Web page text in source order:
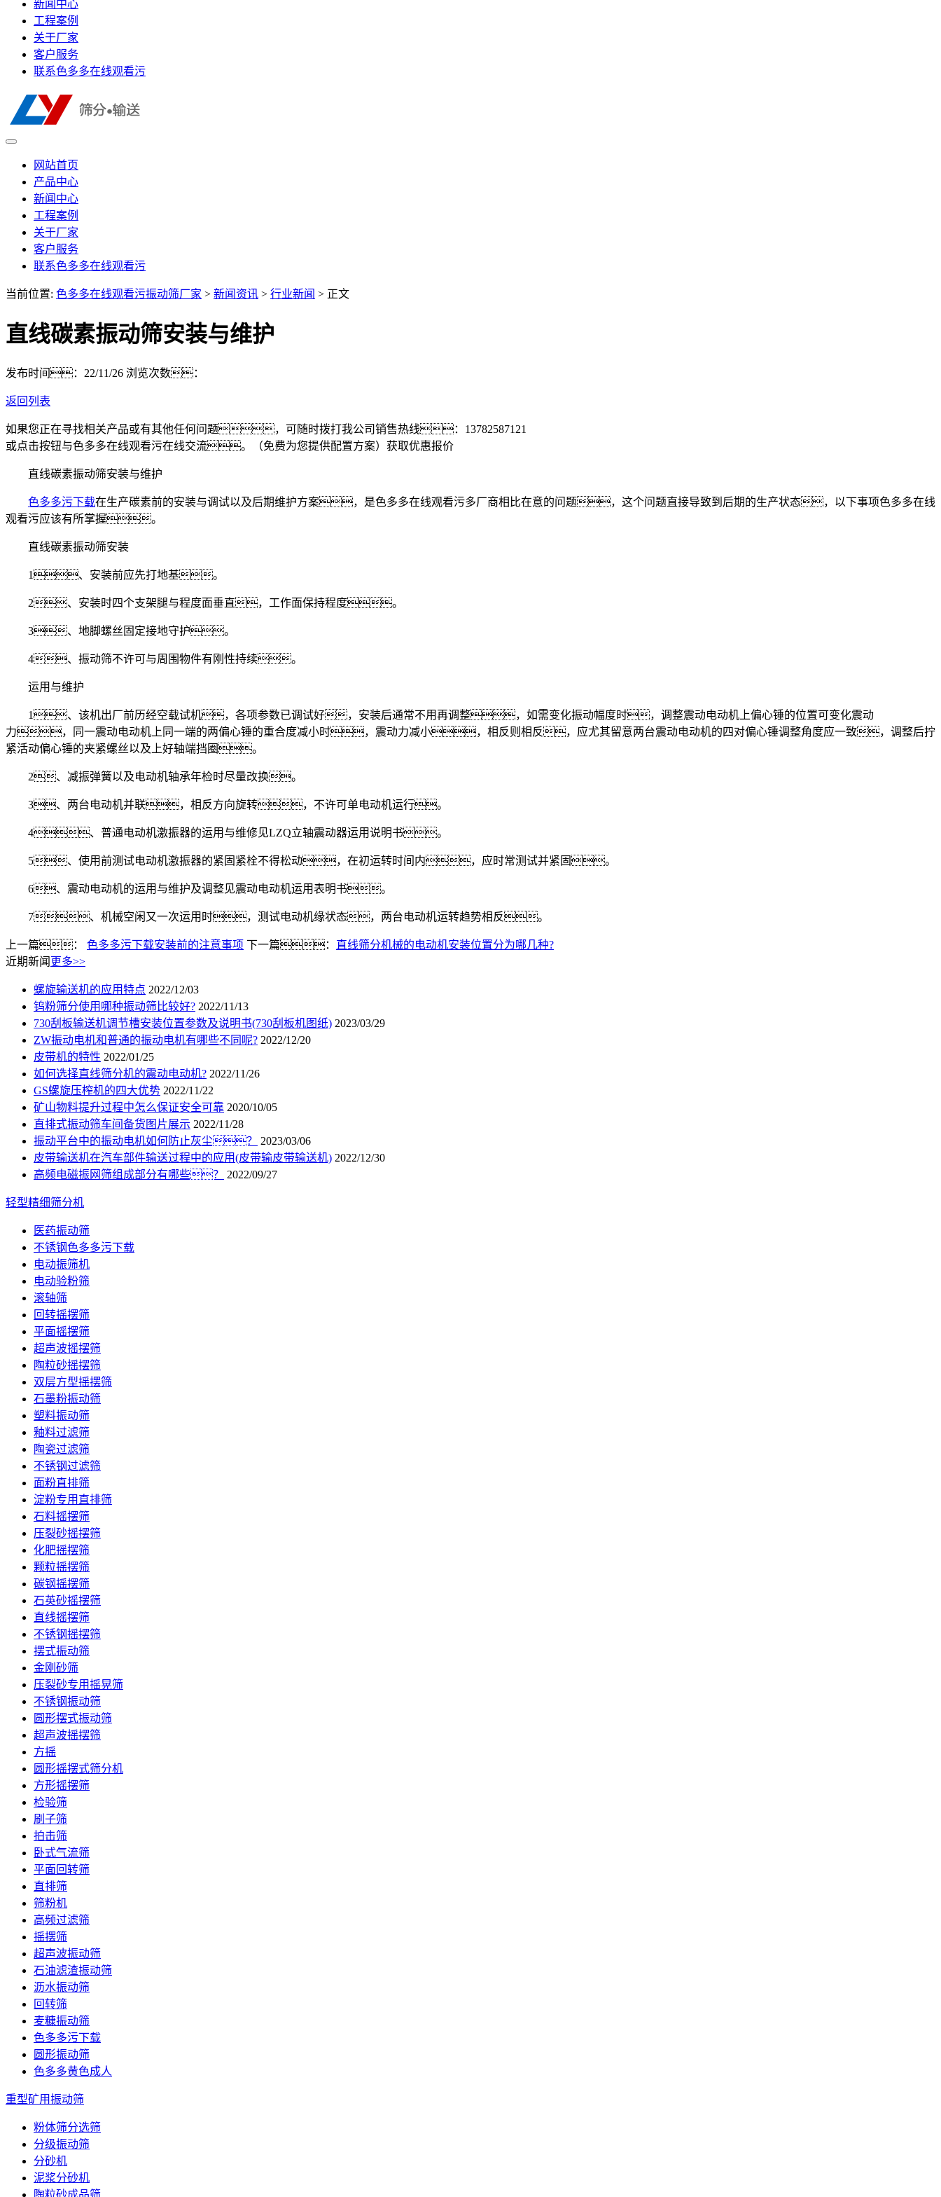
新闻中心
工程案例
关于厂家
客户服务
联系色多多在线观看污
网站首页
产品中心
新闻中心
工程案例
关于厂家
客户服务
联系色多多在线观看污
当前位置: 色多多在线观看污振动筛厂家 > 新闻资讯 > 行业新闻 > 正文
直线碳素振动筛安装与维护
发布时间：22/11/26 浏览次数：
返回列表
如果您正在寻找相关产品或有其他任何问题，可随时拨打我公司销售热线： 13782587121
或点击按钮与色多多在线观看污在线交流。（免费为您提供配置方案） 获取优惠报价
直线碳素振动筛安装与维护
色多多污下载在生产碳素前的安装与调试以及后期维护方案，是色多多在线观看污多厂商相比在意的问题，这个问题直接导致到后期的生产状态，以下事项色多多在线
观看污应该有所掌握。
直线碳素振动筛安装
1、安装前应先打地基。
2、安装时四个支架腿与程度面垂直，工作面保持程度。
3、地脚螺丝固定接地守护。
4、振动筛不许可与周围物件有刚性持续。
运用与维护
1、该机出厂前历经空载试机，各项参数已调试好，安装后通常不用再调整，如需变化振动幅度时，调整震动电动机上偏心锤的位置可变化震动
力，同一震动电动机上同一端的两偏心锤的重合度减小时，震动力减小，相反则相反，应尤其留意两台震动电动机的四对偏心锤调整角度应一致，调整后拧
紧活动偏心锤的夹紧螺丝以及上好轴端挡圈。
2、减振弹簧以及电动机轴承年检时尽量改换。
3、两台电动机并联，相反方向旋转，不许可单电动机运行。
4、普通电动机激振器的运用与维修见LZQ立轴震动器运用说明书。
5、使用前测试电动机激振器的紧固紧栓不得松动，在初运转时间内，应时常测试并紧固。
6、震动电动机的运用与维护及调整见震动电动机运用表明书。
7、机械空闲又一次运用时，测试电动机缘状态，两台电动机运转趋势相反。
上一篇： 色多多污下载安装前的注意事项 下一篇： 直线筛分机械的电动机安装位置分为哪几种?
近期新闻 更多>>
螺旋输送机的应用特点 2022/12/03
钨粉筛分使用哪种振动筛比较好? 2022/11/13
730刮板输送机调节槽安装位置参数及说明书(730刮板机图纸) 2023/03/29
ZW振动电机和普通的振动电机有哪些不同呢? 2022/12/20
皮带机的特性 2022/01/25
如何选择直线筛分机的震动电动机? 2022/11/26
GS螺旋压榨机的四大优势 2022/11/22
矿山物料提升过程中怎么保证安全可靠 2020/10/05
直排式振动筛车间备货图片展示 2022/11/28
振动平台中的振动电机如何防止灰尘？
2023/03/06
皮带输送机在汽车部件输送过程中的应用(皮带输皮带输送机) 2022/12/30
高频电磁振网筛组成部分有哪些？
2022/09/27
轻型精细筛分机
医药振动筛
不锈钢色多多污下载
电动振筛机
电动验粉筛
滚轴筛
回转摇摆筛
平面摇摆筛
超声波摇摆筛
陶粒砂摇摆筛
双层方型摇摆筛
石墨粉振动筛
塑料振动筛
釉料过滤筛
陶瓷过滤筛
不锈钢过滤筛
面粉直排筛
淀粉专用直排筛
石料摇摆筛
压裂砂摇摆筛
化肥摇摆筛
颗粒摇摆筛
碳钢摇摆筛
石英砂摇摆筛
直线摇摆筛
不锈钢摇摆筛
摆式振动筛
金刚砂筛
压裂砂专用摇晃筛
不锈钢振动筛
圆形摆式振动筛
超声波摇摆筛
方摇
圆形摇摆式筛分机
方形摇摆筛
检验筛
刷子筛
拍击筛
卧式气流筛
平面回转筛
直排筛
筛粉机
高频过滤筛
摇摆筛
超声波振动筛
石油滤渣振动筛
沥水振动筛
回转筛
麦糠振动筛
色多多污下载
圆形振动筛
色多多黄色成人
重型矿用振动筛
粉体筛分选筛
分级振动筛
分砂机
泥浆分砂机
陶粒砂成品筛